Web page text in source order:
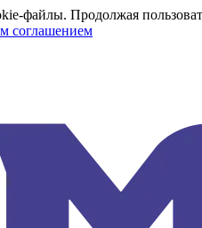
файлы. Продолжая
соглашением